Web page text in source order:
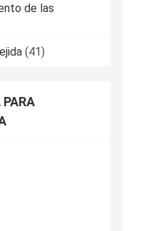
de las
(41)